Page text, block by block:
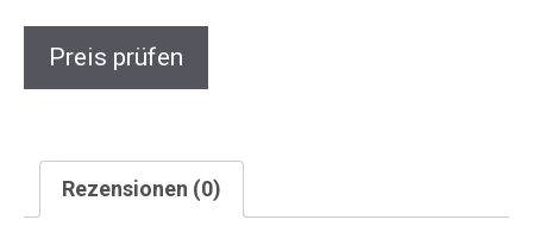
Preis prüfen
Rezensionen (0)